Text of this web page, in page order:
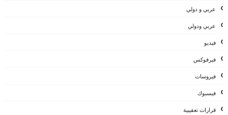
عربي و دولي
عربي ودولي
فيديو
فيرفوكس
فيروسات
فيسبوك
قرارات تعقيبية